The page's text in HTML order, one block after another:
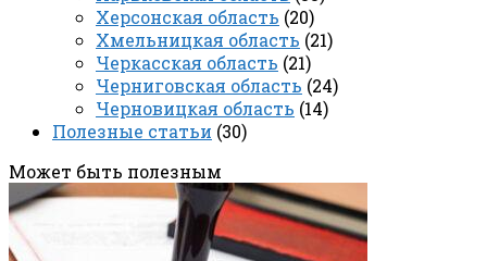
Херсонская область (20)
Хмельницкая область (21)
Черкасская область (21)
Черниговская область (24)
Черновицкая область (14)
Полезные статьи (30)
Может быть полезным